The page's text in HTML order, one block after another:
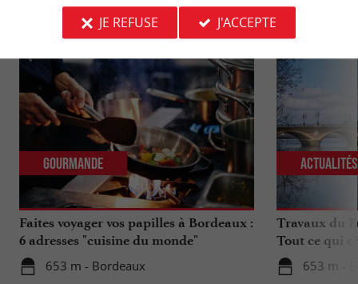
NOUS AVONS TESTÉPOUR VOUS
Faites voyager vos papilles à Bordeaux :
6 adresses "cuisine du monde"
653 m - Bordeaux
Gourmande
Travaux du
Tout ce qui
653 m -
Actualités
JE REFUSE
J'ACCEPTE